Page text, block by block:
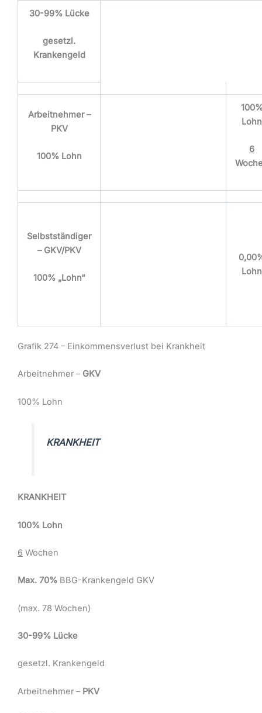
30-99% Lücke
gesetzl.
Krankengeld
Arbeitnehmer –
PKV
100% Lohn
Lohn
6
Selbstständiger
– GKV/PKV
100% „Lohn“
Lohn
Grafik 274 – Einkommensverlust bei Krankheit
Arbeitnehmer – GKV
100% Lohn
KRANKHEIT
KRANKHEIT
100% Lohn
6 Wochen
Max. 70% BBG-Krankengeld GKV
(max. 78 Wochen)
30-99% Lücke
gesetzl. Krankengeld
Arbeitnehmer – PKV